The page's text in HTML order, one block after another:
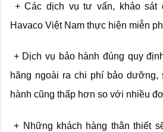
+ Các dịch vụ tư vấn, khảo sát
Havaco Việt Nam thực hiện miễn
+ Dịch vụ bảo hành đúng quy
hãng ngoài ra chi phí bảo
hành cũng thấp hơn so với nhiều
+ Những khách hàng thân thiết